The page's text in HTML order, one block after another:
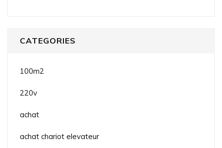
CATEGORIES
100m2
220v
achat
achat chariot elevateur